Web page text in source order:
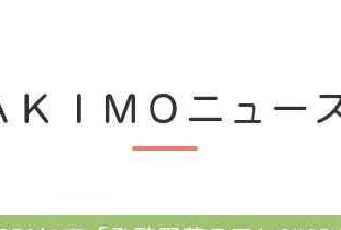
ＫＩＭＯニュー